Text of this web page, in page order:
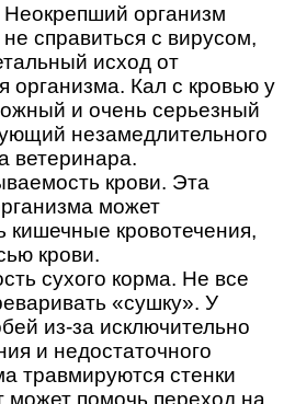
Неокрепший организм
справиться с вирусом,
исход от
организма. Кал с кровью у
и очень серьезный
незамедлительного
ветеринара.
крови. Эта
может
кишечные кровотечения,
крови.
сухого корма. Не все
«сушку». У
из-за исключительно
и недостаточного
травмируются стенки
может помочь переход на